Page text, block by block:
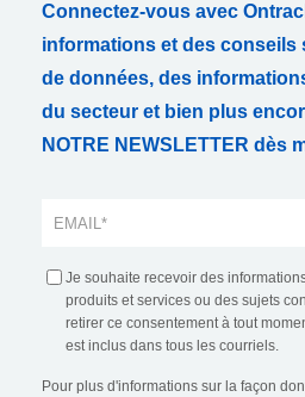
Connectez-vous avec
informations et des conseils
de données, des
du secteur et bien plus
NOTRE NEWSLETTER dès
Je souhaite recevoir des
produits et services ou des sujets
retirer ce consentement à tout
est inclus dans tous les courriels.
Pour plus d'informations sur la façon